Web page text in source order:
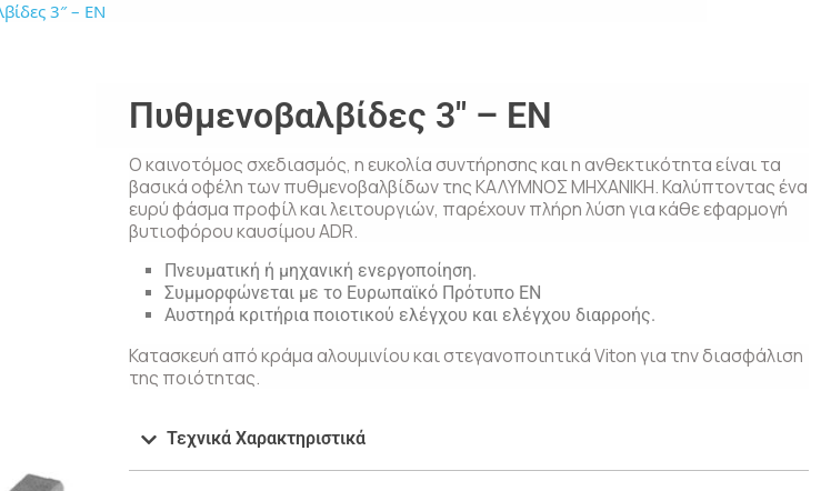
3″ – EN
Πυθμενοβαλβίδες 3″ – EN
Ο καινοτόμος σχεδιασμός, η ευκολία συντήρησης και η ανθεκτικότητα είναι τα
βασικά οφέλη των πυθμενοβαλβίδων της ΚΑΛΥΜΝΟΣ ΜΗΧΑΝΙΚΗ. Καλύπτοντας ένα
ευρύ φάσμα προφίλ και λειτουργιών, παρέχουν πλήρη λύση για κάθε εφαρμογή
βυτιοφόρου καυσίμου ADR.
Πνευματική ή μηχανική ενεργοποίηση.
Συμμορφώνεται με το Ευρωπαϊκό Πρότυπο EN
Αυστηρά κριτήρια ποιοτικού ελέγχου και ελέγχου διαρροής.
Κατασκευή από κράμα αλουμινίου και στεγανοποιητικά Viton για την διασφάλιση
της ποιότητας.
Τεχνικά Χαρακτηριστικά